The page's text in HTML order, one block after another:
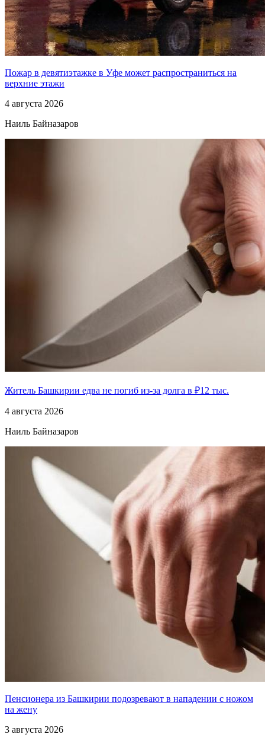
Пожар в девятиэтажке в Уфе может распространиться на
верхние этажи
4 августа 2026
Наиль Байназаров
Житель Башкирии едва не погиб из-за долга в ₽12 тыс.
4 августа 2026
Наиль Байназаров
Пенсионера из Башкирии подозревают в нападении с ножом
на жену
3 августа 2026